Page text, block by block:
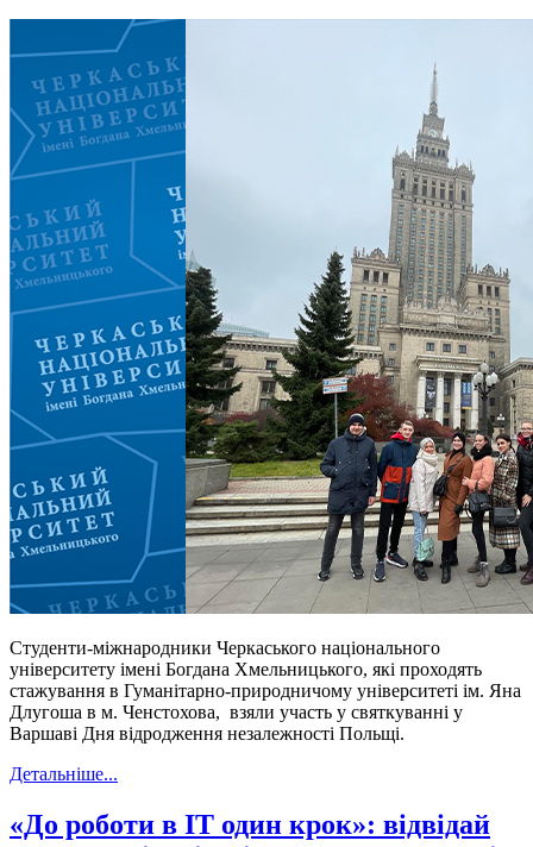
Студенти-міжнародники Черкаського національного
університету імені Богдана Хмельницького, які проходять
стажування в Гуманітарно-природничому університеті ім. Яна
Длугоша в м. Ченстохова, взяли участь у святкуванні у
Варшаві Дня відродження незалежності Польщі.
Детальніше...
«До роботи в ІТ один крок»: відвідай